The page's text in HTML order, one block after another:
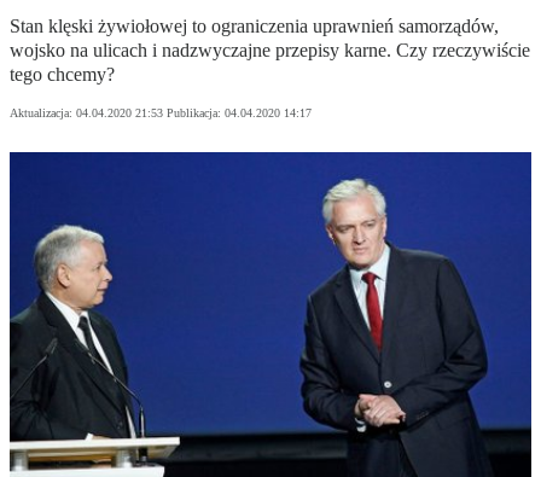
Stan klęski żywiołowej to ograniczenia uprawnień samorządów,
wojsko na ulicach i nadzwyczajne przepisy karne. Czy rzeczywiście
tego chcemy?
Aktualizacja: 04.04.2020 21:53 Publikacja: 04.04.2020 14:17